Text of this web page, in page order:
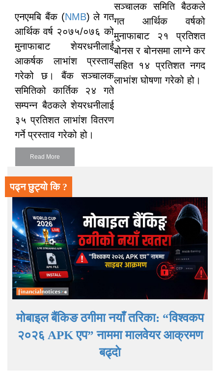
एनएमबि बैंक (NMB) ले गत
आर्थिक वर्ष २०७५/०७६ को
मुनाफाबाट शेयरधनीलाई
आकर्षक लाभांश प्रस्ताव
गरेको छ। बैंक सञ्चालक
समितिको कार्तिक २४ गते
सम्पन्न बैठकले शेयरधनीलाई
३५ प्रतिशत लाभांश वितरण
गर्ने प्रस्ताव गरेको हो।
सञ्चालक समिति बैठकले
गत आर्थिक वर्षको
मुनाफाबाट २१ प्रतिशत
बोनस र बोनसमा लाग्ने कर
सहित १४ प्रतिशत नगद
लाभांश घोषणा गरेको हो।
Read More
पढ्न छुट्यो कि ?
मोबाइल बैंकिङ ठगीमा नयाँ तरिका: “विश्वकप
२०२६ APK एप” नाममा मालवेयर आक्रमण
बढ्दाे